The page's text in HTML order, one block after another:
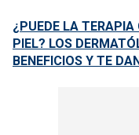
¿PUEDE LA
PIEL? LOS
BENEFICIOS Y TE